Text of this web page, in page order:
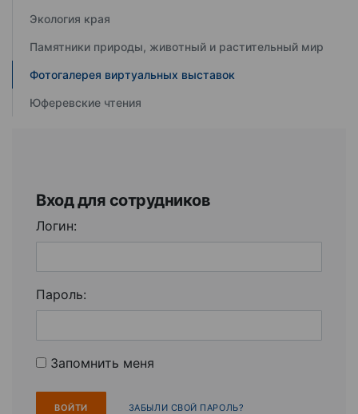
Экология края
Памятники природы, животный и растительный мир
Фотогалерея виртуальных выставок
Юферевские чтения
Вход для сотрудников
Логин:
Пароль:
Запомнить меня
ЗАБЫЛИ СВОЙ ПАРОЛЬ?